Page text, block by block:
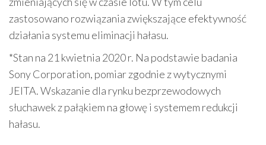
zastosowano rozwiązania zwiększające efektywność
działania systemu eliminacji hałasu.
*Stan na 21 kwietnia 2020 r. Na podstawie badania
Sony Corporation, pomiar zgodnie z wytycznymi
JEITA. Wskazanie dla rynku bezprzewodowych
słuchawek z pałąkiem na głowę i systemem redukcji
hałasu.